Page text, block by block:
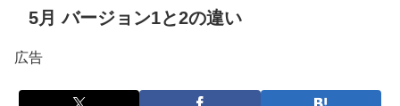
5月 バージョン1と2の違い
広告